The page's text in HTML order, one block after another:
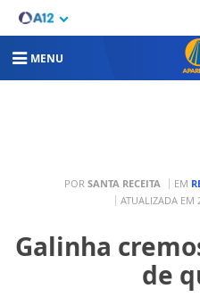
MENU
POR SANTA RECEITA EM
ATUALIZADA
Galinha
de